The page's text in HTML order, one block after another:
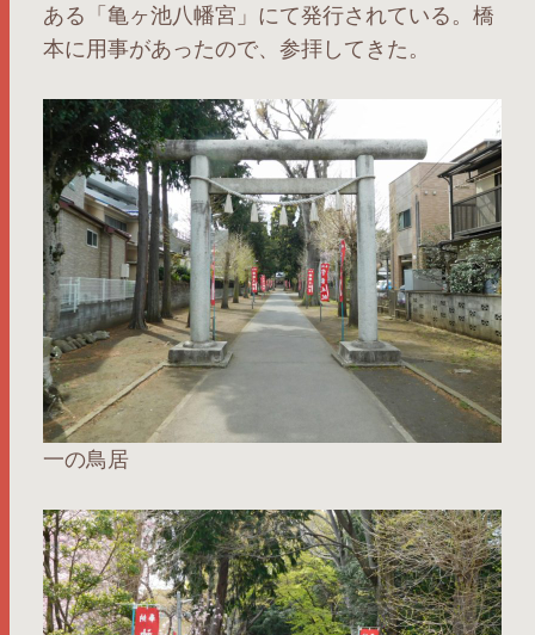
ある「亀ヶ池八幡宮」にて発行されている。橋
本に用事があったので、参拝してきた。
一の鳥居